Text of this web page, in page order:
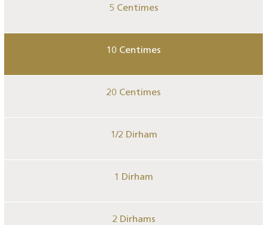
5 Centimes
10 Centimes
20 Centimes
1/2 Dirham
1 Dirham
2 Dirhams